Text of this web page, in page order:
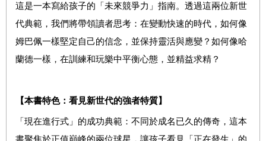
這是一本寫給孩子的「未來競爭力」指南。透過這兩位新世
代典範，我們將帶領讀者思考：在變動快速的時代，如何像
姆巴佩一樣堅定自己的信念，並保持靈活與應變？如何像哈
蘭德一樣，在訓練和玩樂中平衡心態，並精益求精？
【本書特色：看見新世代的強者特質】
「現在進行式」的成功典範：不同於成名已久的傳奇，這本
書聚焦於正值巔峰的兩位球星，讓孩子看見「正在發生」的